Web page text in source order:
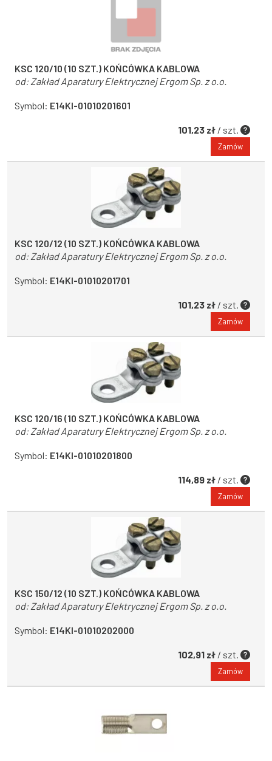
KSC 120/10 (10 SZT.) KOŃCÓWKA KABLOWA
od: Zakład Aparatury Elektrycznej Ergom Sp. z o.o.
Symbol: E14KI-01010201601
101,23 zł / szt.
Zamów
KSC 120/12 (10 SZT.) KOŃCÓWKA KABLOWA
od: Zakład Aparatury Elektrycznej Ergom Sp. z o.o.
Symbol: E14KI-01010201701
101,23 zł / szt.
Zamów
KSC 120/16 (10 SZT.) KOŃCÓWKA KABLOWA
od: Zakład Aparatury Elektrycznej Ergom Sp. z o.o.
Symbol: E14KI-01010201800
114,89 zł / szt.
Zamów
KSC 150/12 (10 SZT.) KOŃCÓWKA KABLOWA
od: Zakład Aparatury Elektrycznej Ergom Sp. z o.o.
Symbol: E14KI-01010202000
102,91 zł / szt.
Zamów